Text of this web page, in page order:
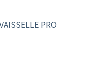
PRO